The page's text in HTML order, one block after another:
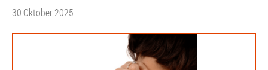
30 Oktober 2025